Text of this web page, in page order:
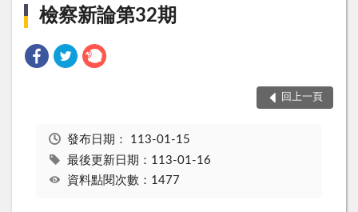
檢察新論第32期
回上一頁
發布日期： 113-01-15
最後更新日期：113-01-16
資料點閱次數：1477